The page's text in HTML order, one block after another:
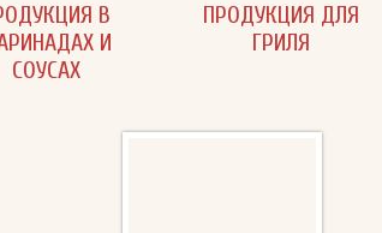
В
И
СОУСАХ
ПРОДУКЦИЯ ДЛЯ
ГРИЛЯ